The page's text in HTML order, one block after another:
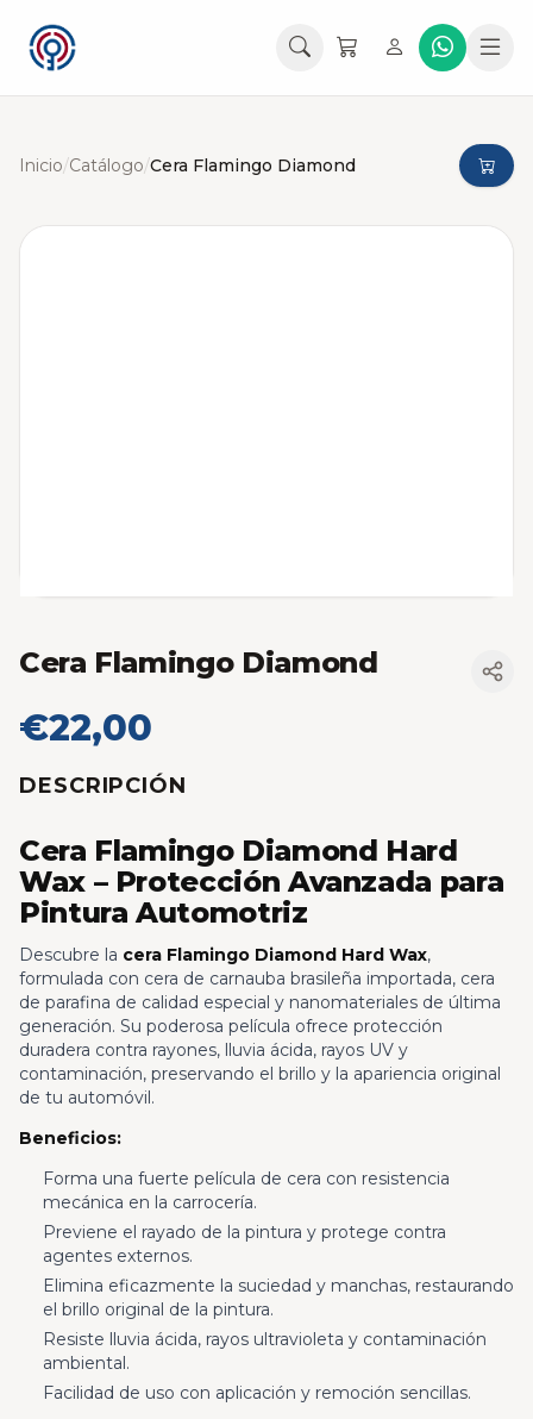
Inicio/Catálogo/Cera Flamingo Diamond
Cera Flamingo Diamond
€22,00
DESCRIPCIÓN
Cera Flamingo Diamond Hard
Wax – Protección Avanzada para
Pintura Automotriz
Descubre la cera Flamingo Diamond Hard Wax,
formulada con cera de carnauba brasileña importada, cera
de parafina de calidad especial y nanomateriales de última
generación. Su poderosa película ofrece protección
duradera contra rayones, lluvia ácida, rayos UV y
contaminación, preservando el brillo y la apariencia original
de tu automóvil.
Beneficios:
Forma una fuerte película de cera con resistencia
mecánica en la carrocería.
Previene el rayado de la pintura y protege contra
agentes externos.
Elimina eficazmente la suciedad y manchas, restaurando
el brillo original de la pintura.
Resiste lluvia ácida, rayos ultravioleta y contaminación
ambiental.
Facilidad de uso con aplicación y remoción sencillas.